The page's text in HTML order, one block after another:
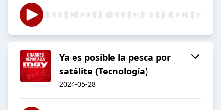
Ya es posible la pesca por
satélite (Tecnología)
2024-05-28